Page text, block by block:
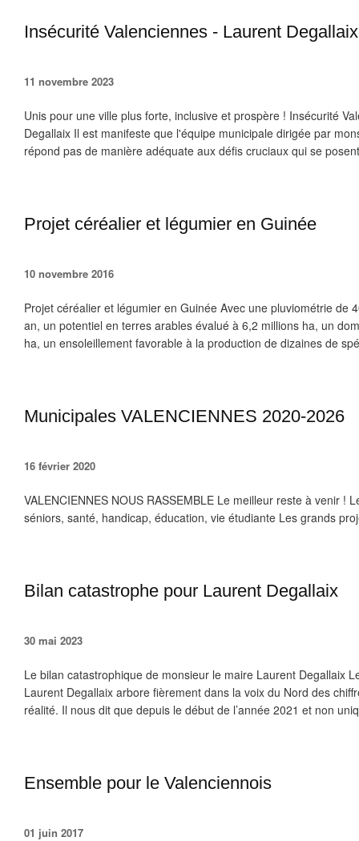
Insécurité Valenciennes - Laurent Degallaix
11 novembre 2023
Unis pour une ville plus forte, inclusive et prospère ! Insécurité
Degallaix Il est manifeste que l'équipe municipale dirigée par
répond pas de manière adéquate aux défis cruciaux qui se
Projet céréalier et légumier en Guinée
10 novembre 2016
Projet céréalier et légumier en Guinée Avec une pluviométrie de
an, un potentiel en terres arables évalué à 6,2 millions ha, un
ha, un ensoleillement favorable à la production de dizaines de
Municipales VALENCIENNES 2020-2026
16 février 2020
VALENCIENNES NOUS RASSEMBLE Le meilleur reste à venir !
séniors, santé, handicap, éducation, vie étudiante Les grands
Bilan catastrophe pour Laurent Degallaix
30 mai 2023
Le bilan catastrophique de monsieur le maire Laurent Degallaix
Laurent Degallaix arbore fièrement dans la voix du Nord des
réalité. Il nous dit que depuis le début de l’année 2021 et non
Ensemble pour le Valenciennois
01 juin 2017